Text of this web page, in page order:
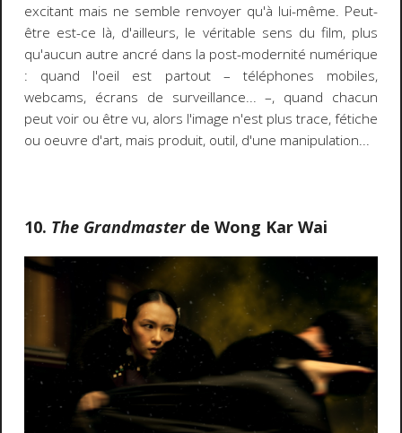
excitant mais ne semble renvoyer qu'à lui-même. Peut-
être est-ce là, d'ailleurs, le véritable sens du film, plus
qu'aucun autre ancré dans la post-modernité numérique
: quand l'oeil est partout – téléphones mobiles,
webcams, écrans de surveillance... –, quand chacun
peut voir ou être vu, alors l'image n'est plus trace, fétiche
ou oeuvre d'art, mais produit, outil, d'une manipulation...
10. The Grandmasterde Wong Kar Wai